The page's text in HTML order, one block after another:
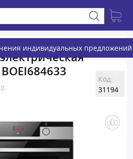
индивидуальных предложений
0
Код:
31194